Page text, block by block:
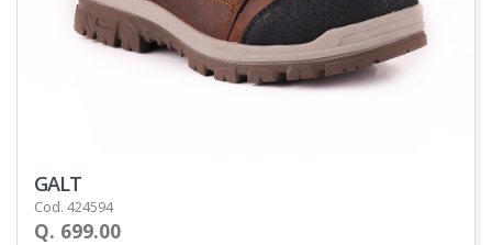
GALT
Cod. 424594
Q. 699.00